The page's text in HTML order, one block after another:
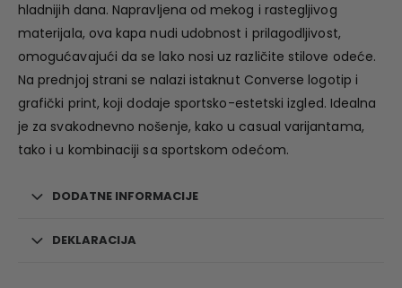
hladnijih dana. Napravljena od mekog i rastegljivog
materijala, ova kapa nudi udobnost i prilagodljivost,
omogućavajući da se lako nosi uz različite stilove odeće.
Na prednjoj strani se nalazi istaknut Converse logotip i
grafički print, koji dodaje sportsko-estetski izgled. Idealna
je za svakodnevno nošenje, kako u casual varijantama,
tako i u kombinaciji sa sportskom odećom.
DODATNE INFORMACIJE
DEKLARACIJA